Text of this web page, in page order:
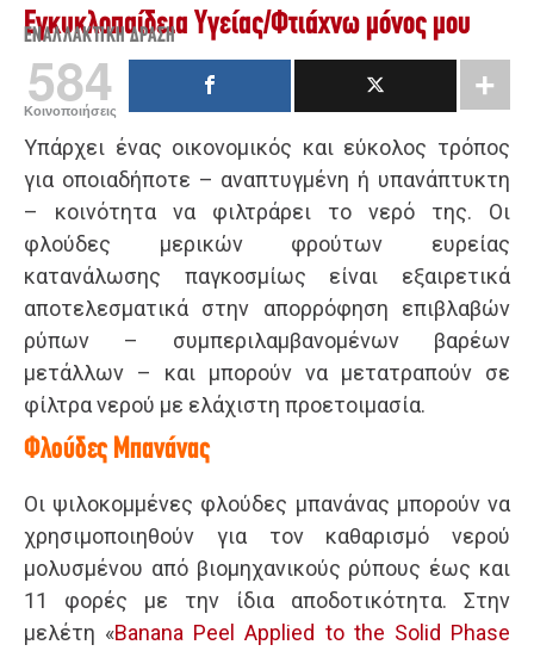
Εγκυκλοπαίδεια Υγείας/Φτιάχνω μόνος μου
ΕΝΑΛΛΑΚΤΙΚΉ ΔΡΆΣΗ
584
Κοινοποιήσεις
Υπάρχει ένας οικονομικός και εύκολος τρόπος
για οποιαδήποτε – αναπτυγμένη ή υπανάπτυκτη
– κοινότητα να φιλτράρει το νερό της. Οι
φλούδες μερικών φρούτων ευρείας
κατανάλωσης παγκοσμίως είναι εξαιρετικά
αποτελεσματικά στην απορρόφηση επιβλαβών
ρύπων – συμπεριλαμβανομένων βαρέων
μετάλλων – και μπορούν να μετατραπούν σε
φίλτρα νερού με ελάχιστη προετοιμασία.
Φλούδες Μπανάνας
Οι ψιλοκομμένες φλούδες μπανάνας μπορούν να
χρησιμοποιηθούν για τον καθαρισμό νερού
μολυσμένου από βιομηχανικούς ρύπους έως και
11 φορές με την ίδια αποδοτικότητα. Στην
μελέτη «Banana Peel Applied to the Solid Phase